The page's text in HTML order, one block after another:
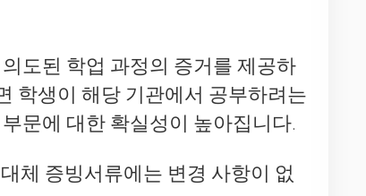
도된 학업 과정의 증거를 제공하
학생이 해당 기관에서 공부하려는
문에 대한 확실성이 높아집니다.
체 증빙서류에는 변경 사항이 없